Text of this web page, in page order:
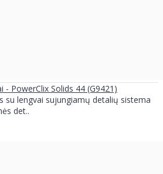
PowerClix Solids 44 (G9421)
su lengvai sujungiamų detalių sistema
det..